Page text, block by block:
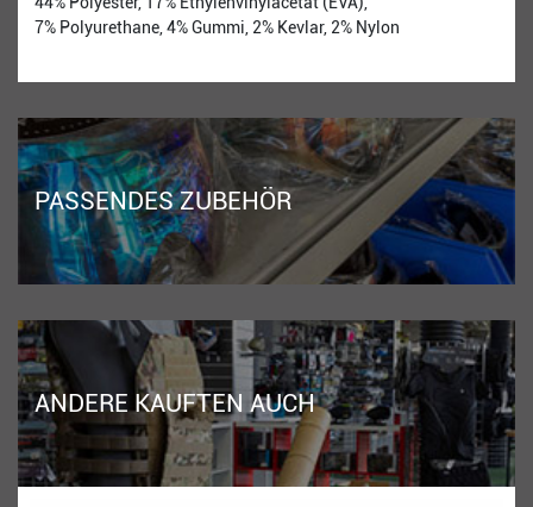
7% Polyurethane, 4% Gummi, 2% Kevlar, 2% Nylon
PASSENDES ZUBEHÖR
ANDERE KAUFTEN AUCH